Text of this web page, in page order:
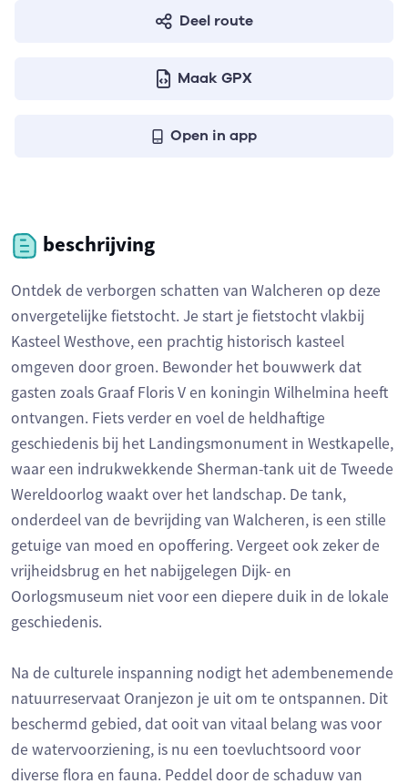
Deel route
Maak GPX
Open in app
beschrijving
Ontdek de verborgen schatten van Walcheren op deze
onvergetelijke fietstocht. Je start je fietstocht vlakbij
Kasteel Westhove, een prachtig historisch kasteel
omgeven door groen. Bewonder het bouwwerk dat
gasten zoals Graaf Floris V en koningin Wilhelmina heeft
ontvangen. Fiets verder en voel de heldhaftige
geschiedenis bij het Landingsmonument in Westkapelle,
waar een indrukwekkende Sherman-tank uit de Tweede
Wereldoorlog waakt over het landschap. De tank,
onderdeel van de bevrijding van Walcheren, is een stille
getuige van moed en opoffering. Vergeet ook zeker de
vrijheidsbrug en het nabijgelegen Dijk- en
Oorlogsmuseum niet voor een diepere duik in de lokale
geschiedenis.
Na de culturele inspanning nodigt het adembenemende
natuurreservaat Oranjezon je uit om te ontspannen. Dit
beschermd gebied, dat ooit van vitaal belang was voor
de watervoorziening, is nu een toevluchtsoord voor
diverse flora en fauna. Peddel door de schaduw van